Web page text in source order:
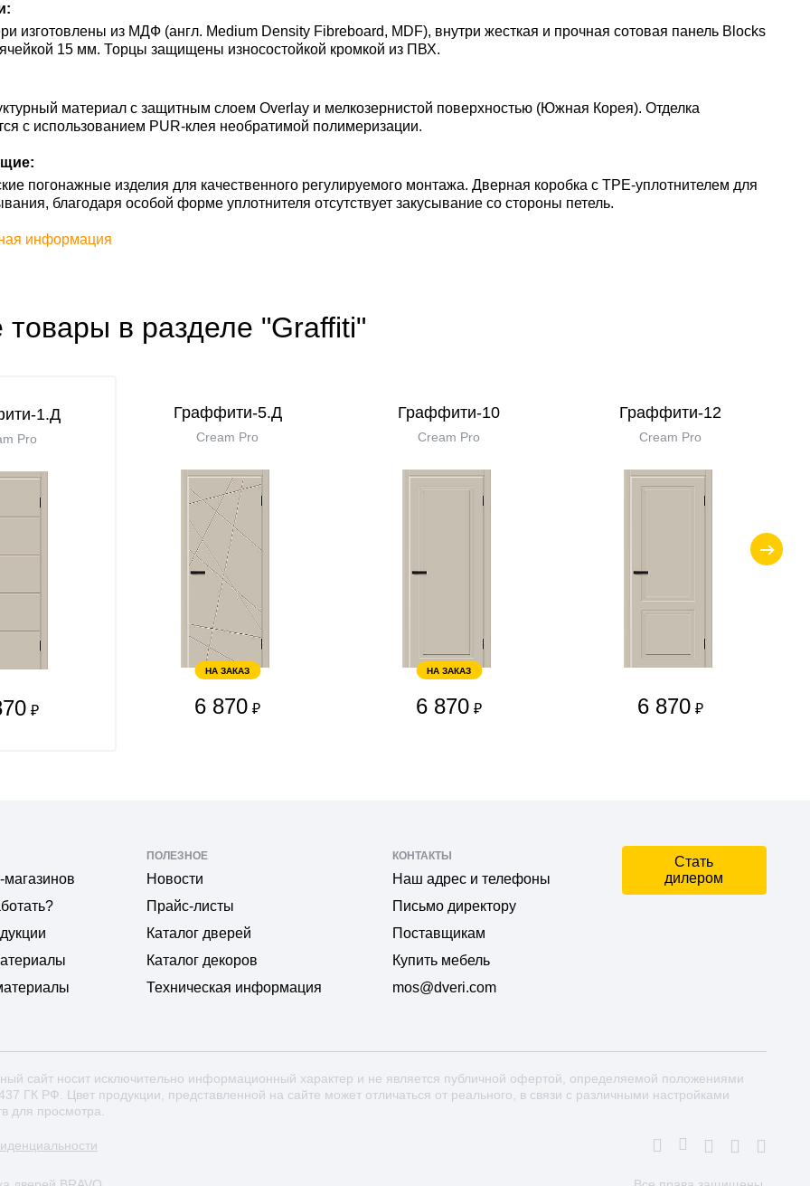
изготовлены из МДФ (англ. Medium Density Fibreboard, MDF), внутри жесткая и прочная сотовая панель Blocks
15 мм. Торцы защищены износостойкой кромкой из ПВХ.
материал с защитным слоем Overlay и мелкозернистой поверхностью (Южная Корея). Отделка
с использованием PUR-клея необратимой полимеризации.
погонажные изделия для качественного регулируемого монтажа. Дверная коробка с TPE-уплотнителем для
благодаря особой форме уплотнителя отсутствует закусывание со стороны петель.
информация
товары в разделе "Graffiti"
1.Д
Pro
₽
Граффити-5.Д
Cream Pro
НА ЗАКАЗ
6 870 ₽
Граффити-10
Cream Pro
НА ЗАКАЗ
6 870 ₽
Граффити-12
Cream Pro
6 870 ₽
магазинов
ПОЛЕЗНОЕ
Новости
Прайс-листы
Каталог дверей
Каталог декоров
Техническая информация
КОНТАКТЫ
Наш адрес и телефоны
Письмо директору
Поставщикам
Купить мебель
mos@dveri.com
Стать
дилером
сайт носит исключительно информационный характер и не является публичной офертой, определяемой положениями
ГК РФ. Цвет продукции, представленной на сайте может отличаться от реального, в связи с различными настройками
для просмотра.